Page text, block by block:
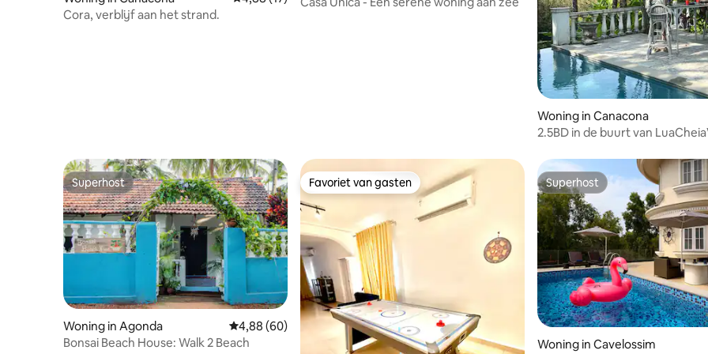
Cora, verblijf aan het strand.
Woning in Canacona
2.5BD in de buurt van
Superhost
Superhost
Woning in Agonda Gemiddelde beoordeling van 4,88 uit 5, 60 recensies
4,88 (60)
Bonsai Beach House: Walk 2 Beach
Favoriet van gasten
Favoriet van gasten Superhost
Superhost
Woning in Cavelossim